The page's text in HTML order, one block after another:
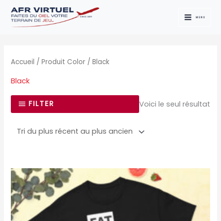
Aller
MENU
Accueil / Produit Color / Black
Black
FILTER Voici le seul résultat
Ce
produit